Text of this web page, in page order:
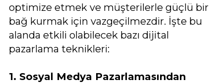
optimize etmek ve müşterilerle güçlü bir
bağ kurmak için vazgeçilmezdir. İşte bu
alanda etkili olabilecek bazı dijital
pazarlama teknikleri:
1. Sosyal Medya Pazarlamasından